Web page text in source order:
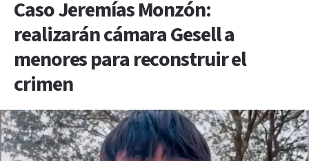
Caso Jeremías Monzón:
realizarán cámara Gesell a
menores para reconstruir el
crimen